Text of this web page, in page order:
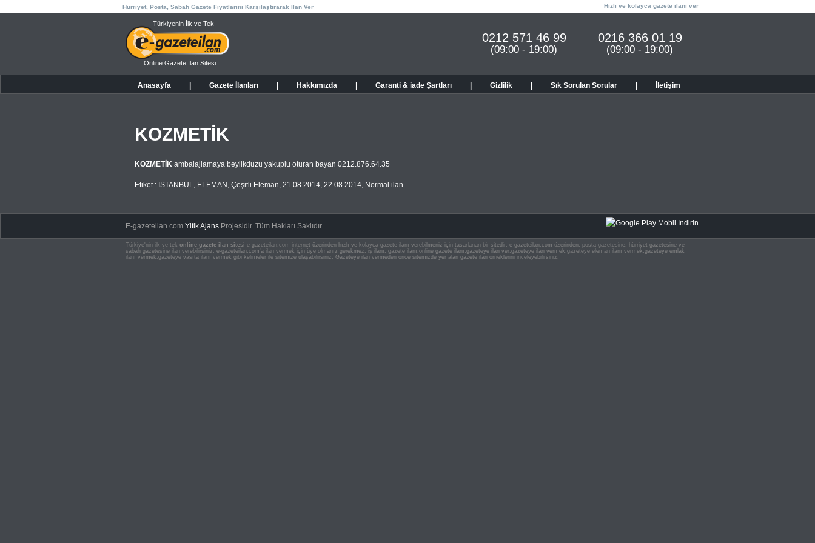
Hürriyet, Posta, Sabah Gazete Fiyatlarını Karşılaştırarak İlan Ver Hızlı ve kolayca gazete ilanı ver
Türkiyenin İlk ve Tek
Online Gazete İlan Sitesi
0216 366 01 19
(09:00 - 19:00)
0212 571 46 99
(09:00 - 19:00)
Anasayfa Gazete İlanları Hakkımızda Garanti & iade Şartları Gizlilik Sık Sorulan Sorular İletişim
KOZMETİK
KOZMETİK ambalajlamaya beylikduzu yakuplu oturan bayan 0212.876.64.35
Etiket : İSTANBUL, ELEMAN , Çeşitli Eleman, 21.08.2014, 22.08.2014, Normal ilan
E-gazeteilan.comYitik Ajans Projesidir.Tüm Hakları Saklıdır.
Türkiye'nin ilk ve tek online gazete ilan sitesi e-gazeteilan.com internet üzerinden hızlı ve kolayca gazete ilanı verebilmeniz için tasarlanan bir sitedir. e-gazeteilan.com üzerinden, posta gazetesine, hürriyet gazetesine ve
sabah gazetesine ilan verebilirsiniz. e-gazeteilan.com'a ilan vermek için üye olmanız gerekmez. iş ilanı, gazete ilanı,online gazete ilanı,gazeteye ilan ver,gazeteye ilan vermek,gazeteye eleman ilanı vermek,gazeteye emlak
ilanı vermek,gazeteye vasıta ilanı vermek gibi kelimeler ile sitemize ulaşabilirsiniz. Gazeteye ilan vermeden önce sitemizde yer alan gazete ilan örneklerini inceleyebilirsiniz.